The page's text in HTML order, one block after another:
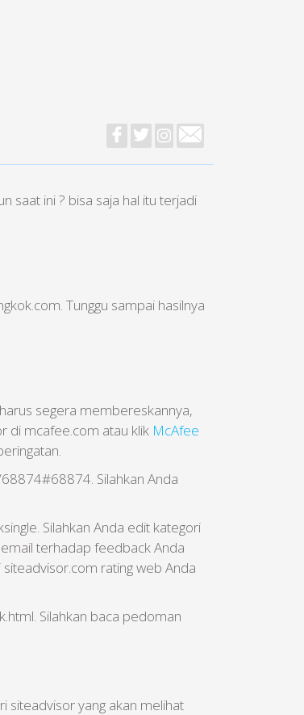
saat ini ? bisa saja hal itu terjadi
Tunggu sampai hasilnya
segera membereskannya,
di mcafee.com atau klik McAfee
Silahkan Anda
Silahkan Anda edit kategori
terhadap feedback Anda
rating web Anda
Silahkan baca pedoman
yang akan melihat